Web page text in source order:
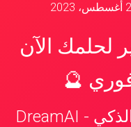
2023
لحلمك الآن
🔮
📱 تطبيق تفسير الأحلام الذكي - DreamAI